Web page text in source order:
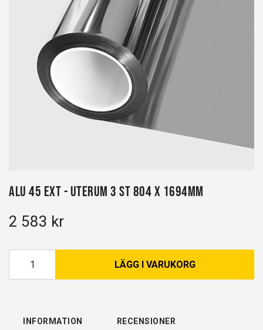
Alu 45 EXT - Uterum 3 st 804 x 1694mm
2 583 kr
LÄGG I VARUKORG
INFORMATION RECENSIONER